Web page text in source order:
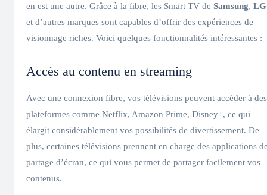
en est une autre. Grâce à la fibre, les Smart TV de Samsung, LG
et d’autres marques sont capables d’offrir des expériences de
visionnage riches. Voici quelques fonctionnalités intéressantes :
Accès au contenu en streaming
Avec une connexion fibre, vos télévisions peuvent accéder à des
plateformes comme Netflix, Amazon Prime, Disney+, ce qui
élargit considérablement vos possibilités de divertissement. De
plus, certaines télévisions prennent en charge des applications
partage d’écran, ce qui vous permet de partager facilement vos
contenus.